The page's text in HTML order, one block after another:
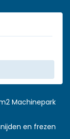
Machinepark
en frezen